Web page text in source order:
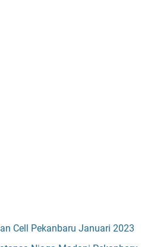
Cell Pekanbaru Januari 2023